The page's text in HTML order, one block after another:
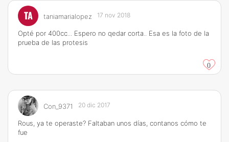
TA taniamarialopez 17 nov 2018
Opté por 400cc... Espero no qedar corta.. Esa es la foto de la
prueba de las protesis
0
Con_9371 20 dic 2017
Rous, ya te operaste? Faltaban unos días, contanos cómo te
fue